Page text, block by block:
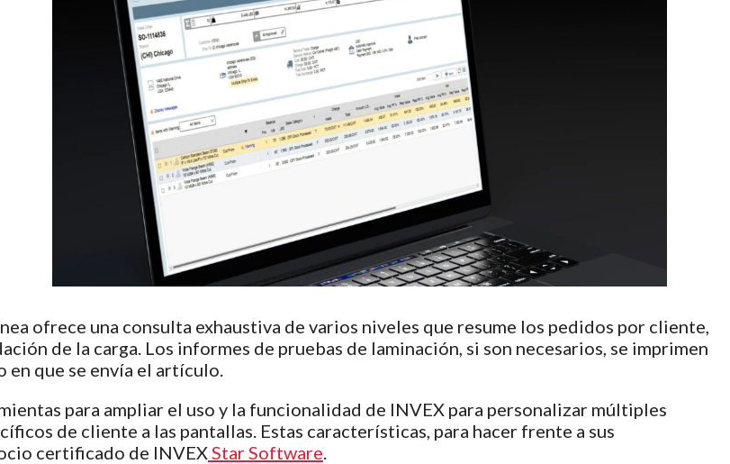
ofrece una consulta exhaustiva de varios niveles que resume los pedidos por cliente,
de la carga. Los informes de pruebas de laminación, si son necesarios, se imprimen
que se envía el artículo.
para ampliar el uso y la funcionalidad de INVEX para personalizar múltiples
de cliente a las pantallas. Estas características, para hacer frente a sus
certificado de INVEXStar Software